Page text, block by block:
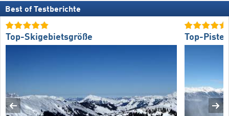
Best of Testberichte
Top-Skigebietsgröße Top-